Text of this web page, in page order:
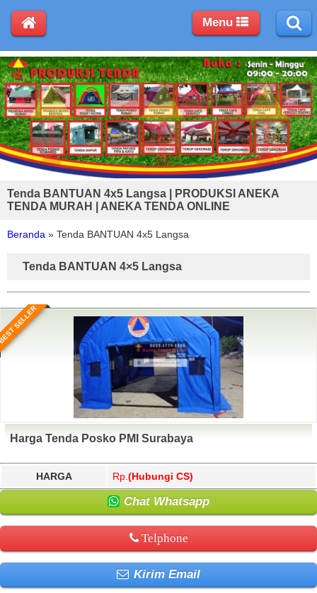
Tenda BANTUAN 4x5 Langsa | PRODUKSI ANEKA
TENDA MURAH | ANEKA TENDA ONLINE
Beranda » Tenda BANTUAN 4x5 Langsa
Tenda BANTUAN 4×5 Langsa
SELLER
Harga Tenda Posko PMI Surabaya
HARGA Rp. (Hubungi CS)
Chat Whatsapp
Telphone
Kirim Email
Menu